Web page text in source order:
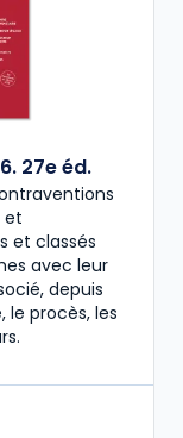
27e éd.
et
et classés
avec leur
depuis
le procès, les